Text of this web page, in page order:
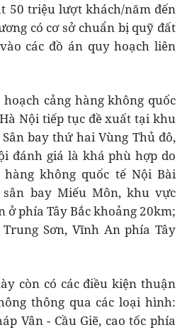
50 triệu lượt khách/năm đến
có cơ sở chuẩn bị quỹ đất
các đồ án quy hoạch liên
cảng hàng không quốc
Nội tiếp tục đề xuất tại khu
bay thứ hai Vùng Thủ đô,
đánh giá là khá phù hợp do
hàng không quốc tế Nội Bài
sân bay Miếu Môn, khu vực
phía Tây Bắc khoảng 20km;
Sơn, Vĩnh An phía Tây
còn có các điều kiện thuận
thông qua các loại hình:
Vân - Cầu Giẽ, cao tốc phía